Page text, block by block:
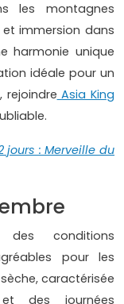
les montagnes
immersion dans
harmonie unique
idéale pour un
rejoindre Asia King
jours : Merveille du
conditions
pour les
caractérisée
des journées